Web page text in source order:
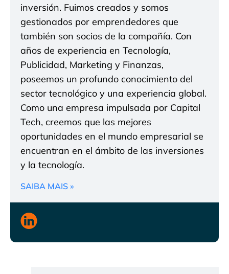
inversión. Fuimos creados y somos
gestionados por emprendedores que
también son socios de la compañía. Con
años de experiencia en Tecnología,
Publicidad, Marketing y Finanzas,
poseemos un profundo conocimiento del
sector tecnológico y una experiencia global.
Como una empresa impulsada por Capital
Tech, creemos que las mejores
oportunidades en el mundo empresarial se
encuentran en el ámbito de las inversiones
y la tecnología.
SAIBA MAIS »